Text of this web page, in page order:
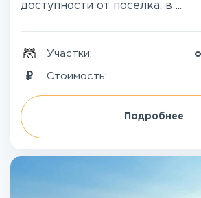
доступности от поселка, в ...
Участки:
Стоимость:
Подробнее